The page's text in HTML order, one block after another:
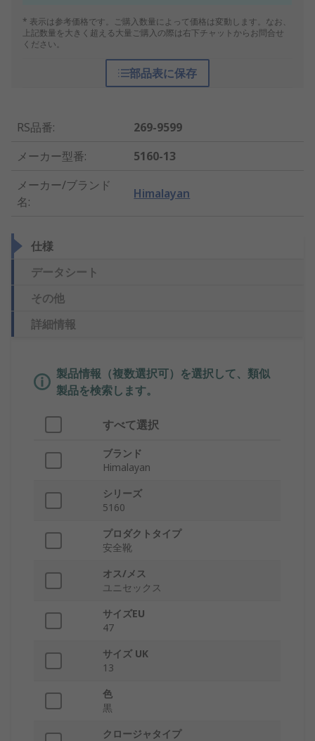
* 表示は参考価格です。ご購入数量によって価格は変動します。なお、
上記数量を大きく超える大量ご購入の際は右下チャットからお問合せ
ください。
部品表に保存
RS品番:
269-9599
メーカー型番:
5160-13
メーカー/ブランド
名:
Himalayan
仕様
データシート
その他
詳細情報
製品情報（複数選択可）を選択して、類似
製品を検索します。
すべて選択
ブランド
Himalayan
シリーズ
5160
プロダクトタイプ
安全靴
オス/メス
ユニセックス
サイズEU
47
サイズ UK
13
色
黒
クロージャタイプ